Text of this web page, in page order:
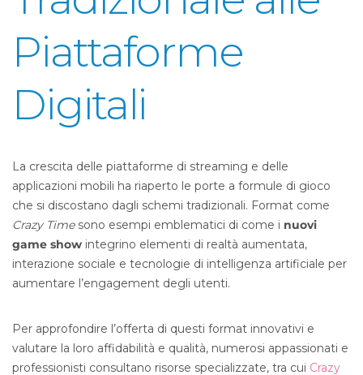
Piattaforme
Digitali
La crescita delle piattaforme di streaming e delle
applicazioni mobili ha riaperto le porte a formule di gioco
che si discostano dagli schemi tradizionali. Format come
Crazy Timesono esempi emblematici di come i nuovi
game show integrino elementi di realtà aumentata,
interazione sociale e tecnologie di intelligenza artificiale per
aumentare l’engagement degli utenti.
Per approfondire l’offerta di questi format innovativi e
valutare la loro affidabilità e qualità, numerosi appassionati e
professionisti consultano risorse specializzate, tra cui Crazy